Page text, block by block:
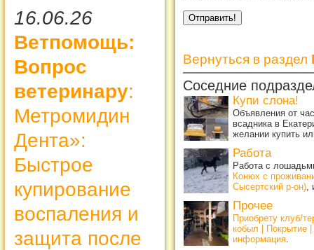
16.06.26
Ветпомощь:
Вопрос
ветеринару:
Метромидин
Дента»:
Быстрое
купирование
воспаления и
защита после
Вернуться в раздел
Соседние
Купи слона!
Объявления от
всадника в
желании купить
Работа
Работа с
Конюх с
Сысертский р-он),
Прочее
Приобрету клуб/
кобыл | Покрытие
информация.